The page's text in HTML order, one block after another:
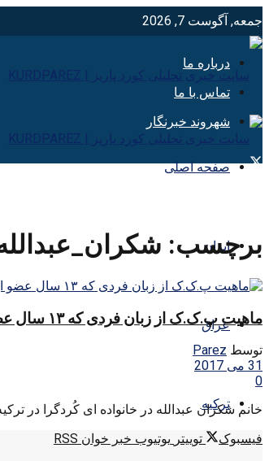
جمعه, آگوست 7, 2026
درباره ما
تماس با ما
شهروند خبرنگار
صفحه اصلی
ایران
عراق
ترکیه
برچسب:
ماهیت پ.ک.ک از زبان فردی که ۱۳ سال عضو این گروه بود
توسط Parez
31 می 2017
0
خانم شکران عبدالله در خانواده ای کُردگرا در ترکیه به دنیا آمد.
فیسبوک
توییتر یوتیوب خبر خوان RSS